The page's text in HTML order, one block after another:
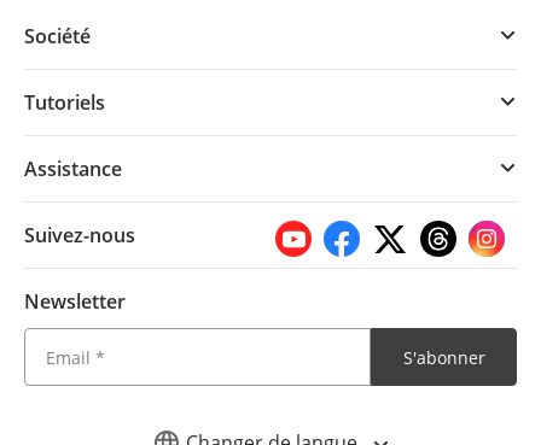
Société
Tutoriels
Assistance
Suivez-nous
Newsletter
S'abonner